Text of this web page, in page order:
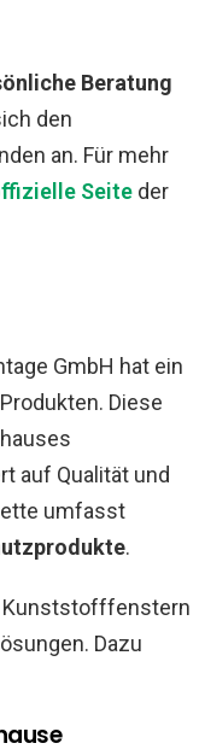
Beratung
den
an. Für mehr
Seite der
GmbH hat ein
Diese
auf Qualität und
umfasst
.
Kunststofffenstern
Dazu